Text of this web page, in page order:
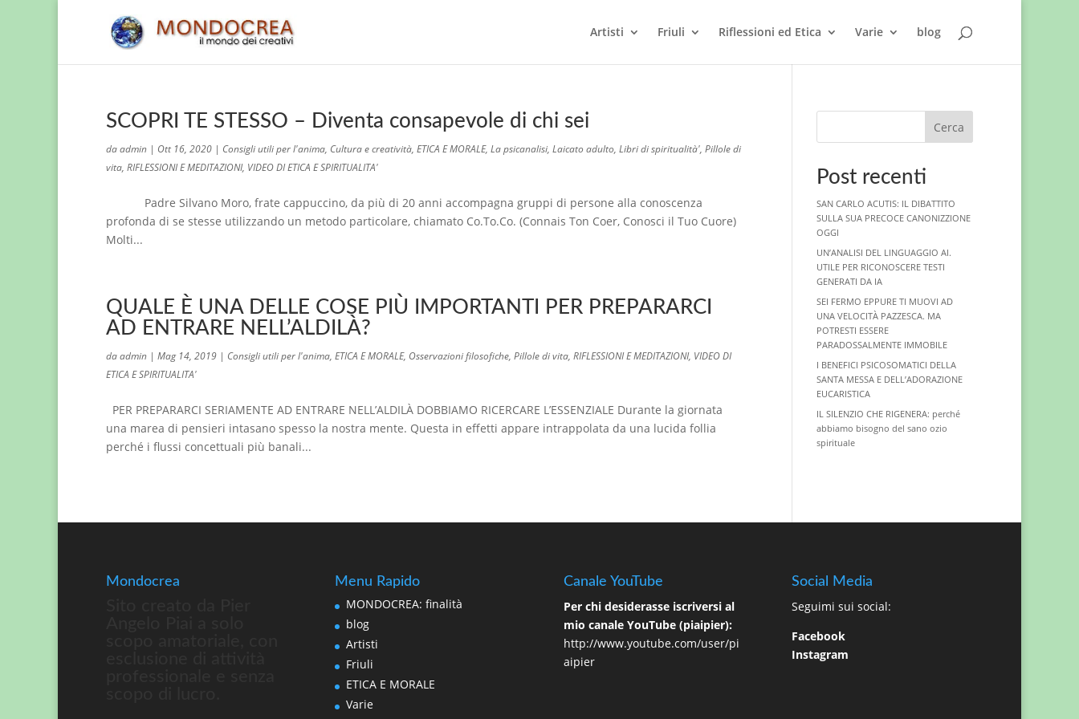
Artisti Friuli Riflessioni ed Etica Varie blog
SCOPRI TE STESSO – Diventa consapevole di chi sei
daadmin | Ott 16, 2020 | Consigli utili per l'anima, Cultura e creatività, ETICA E MORALE, La psicanalisi, Laicato adulto, Libri di spiritualità', Pillole di
vita, RIFLESSIONI E MEDITAZIONI, VIDEO DI ETICA E SPIRITUALITA'
Padre Silvano Moro, frate cappuccino, da più di 20 anni accompagna gruppi di persone alla conoscenza
profonda di se stesse utilizzando un metodo particolare, chiamato Co.To.Co. (Connais Ton Coer, Conosci il Tuo Cuore)
Molti...
QUALE È UNA DELLE COSE PIÙ IMPORTANTI PER PREPARARCI
AD ENTRARE NELL’ALDILÀ?
daadmin | Mag 14, 2019 | Consigli utili per l'anima, ETICA E MORALE, Osservazioni filosofiche, Pillole di vita, RIFLESSIONI E MEDITAZIONI, VIDEO DI
ETICA E SPIRITUALITA'
PER PREPARARCI SERIAMENTE AD ENTRARE NELL’ALDILÀ DOBBIAMO RICERCARE L’ESSENZIALE Durante la giornata
una marea di pensieri intasano spesso la nostra mente. Questa in effetti appare intrappolata da una lucida follia
perché i flussi concettuali più banali...
Cerca
Post recenti
SAN CARLO ACUTIS: IL DIBATTITO
SULLA SUA PRECOCE CANONIZZIONE
OGGI
UN’ANALISI DEL LINGUAGGIO AI.
UTILE PER RICONOSCERE TESTI
GENERATI DA IA
SEI FERMO EPPURE TI MUOVI AD
UNA VELOCITÀ PAZZESCA. MA
POTRESTI ESSERE
PARADOSSALMENTE IMMOBILE
I BENEFICI PSICOSOMATICI DELLA
SANTA MESSA E DELL’ADORAZIONE
EUCARISTICA
IL SILENZIO CHE RIGENERA: perché
abbiamo bisogno del sano ozio
spirituale
Mondocrea Menu Rapido
MONDOCREA: finalità
blog
Artisti
Friuli
ETICA E MORALE
Varie
Canale YouTube
Per chi desiderasse iscriversi al
mio canale YouTube (piaipier):
http://www.youtube.com/user/pi
aipier
Social Media
Seguimi sui social:
Facebook
Instagram